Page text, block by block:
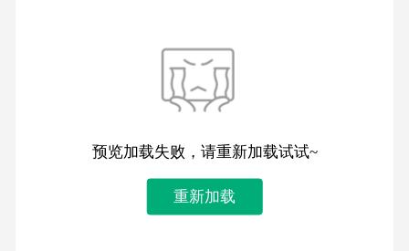
预览加载失败，请重新加载试试~
重新加载